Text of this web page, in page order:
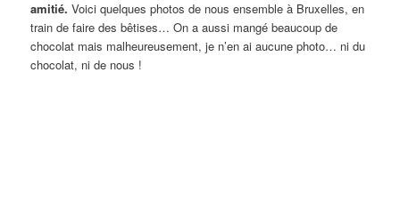
amitié. Voici quelques photos de nous ensemble à Bruxelles, en
train de faire des bêtises… On a aussi mangé beaucoup de
chocolat mais malheureusement, je n’en ai aucune photo… ni du
chocolat, ni de nous !